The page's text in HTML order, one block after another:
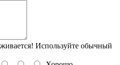
Используйте обычный